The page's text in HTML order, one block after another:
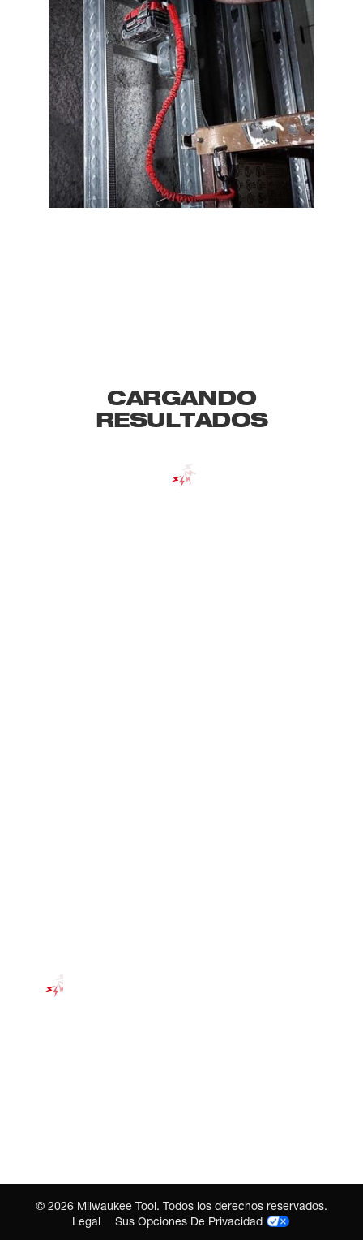
CARGANDO
RESULTADOS
© 2026 Milwaukee Tool. Todos los derechos reservados.
Legal
Sus Opciones De Privacidad